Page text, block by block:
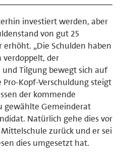
investiert werden, aber
von gut 25
„Die Schulden haben
verdoppelt, der
Tilgung bewegt sich auf
Kopf-Verschuldung steigt
der kommende
gewählte Gemeinderat
Natürlich gehe dies vor
zurück und er sei
dies umgesetzt hat.